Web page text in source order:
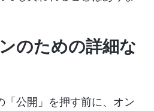
のための詳細な
「公開」を押す前に、オン